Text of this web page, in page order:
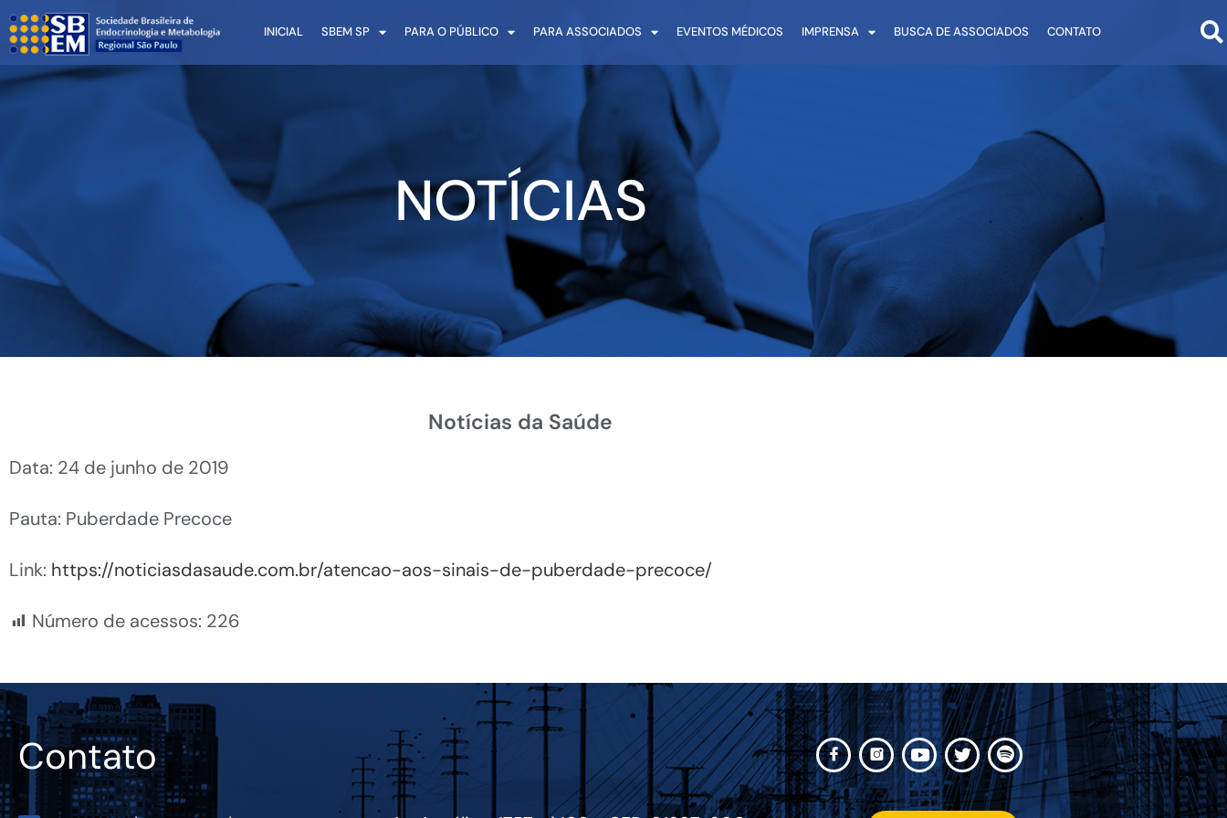
INICIAL SBEM SP PARA O PÚBLICO PARA ASSOCIADOS EVENTOS MÉDICOS IMPRENSA BUSCA DE ASSOCIADOS CONTATO
NOTÍCIAS
Notícias da Saúde
Data: 24 de junho de 2019
Pauta: Puberdade Precoce
Link: https://noticiasdasaude.com.br/atencao-aos-sinais-de-puberdade-precoce/
Número de acessos: 226
Contato